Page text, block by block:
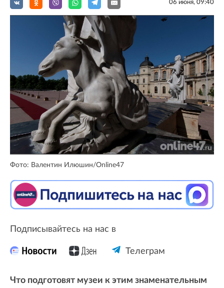
06 июня, 09:40
Фото: Валентин Илюшин/Online47
Подписывайтесь на нас в
Телеграм
Что подготовят музеи к этим знаменательным